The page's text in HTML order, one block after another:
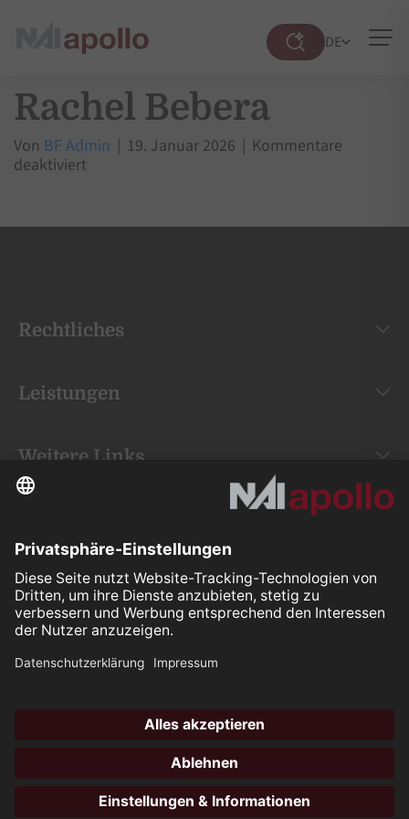
Suche
DE
Rachel Bebera
Von BF Admin | 19. Januar 2026 | Kommentare
deaktiviertfür
Rechtliches
Leistungen
Weitere Links
Your space is
our mission.
Folgen Sie uns auf:
All rights reserved ©2026